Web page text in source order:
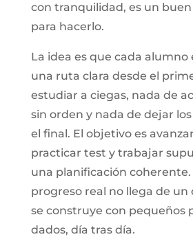
con tranquilidad, es un
para hacerlo.
La idea es que cada alumno
una ruta clara desde el
estudiar a ciegas, nada de
sin orden y nada de dejar
el final. El objetivo es
practicar test y trabajar
una planificación coherente.
progreso real no llega de un
se construye con pequeños
dados, día tras día.